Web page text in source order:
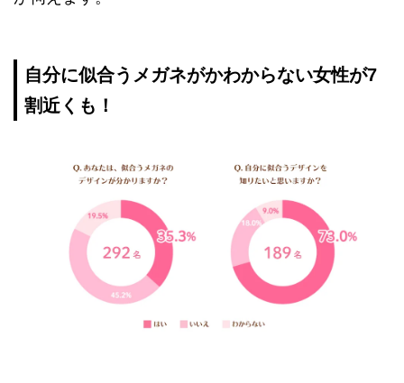
自分に似合うメガネがかわからない女性が7
割近くも！